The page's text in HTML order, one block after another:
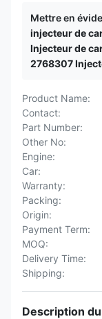
Mettre en
injecteur de
Injecteur de
2768307
Product Name:
Contact:
Part Number:
Other No:
Engine:
Car:
Warranty:
Packing:
Origin:
Payment Term:
MOQ:
Delivery Time:
Shipping:
Description